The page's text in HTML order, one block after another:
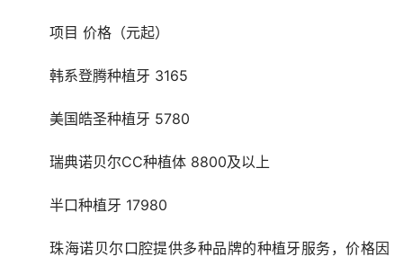
	项目 价格（元起）
	韩系登腾种植牙 3165
	美国皓圣种植牙 5780
	瑞典诺贝尔CC种植体 8800及以上
	半口种植牙 17980
	珠海诺贝尔口腔提供多种品牌的种植牙服务，价格因